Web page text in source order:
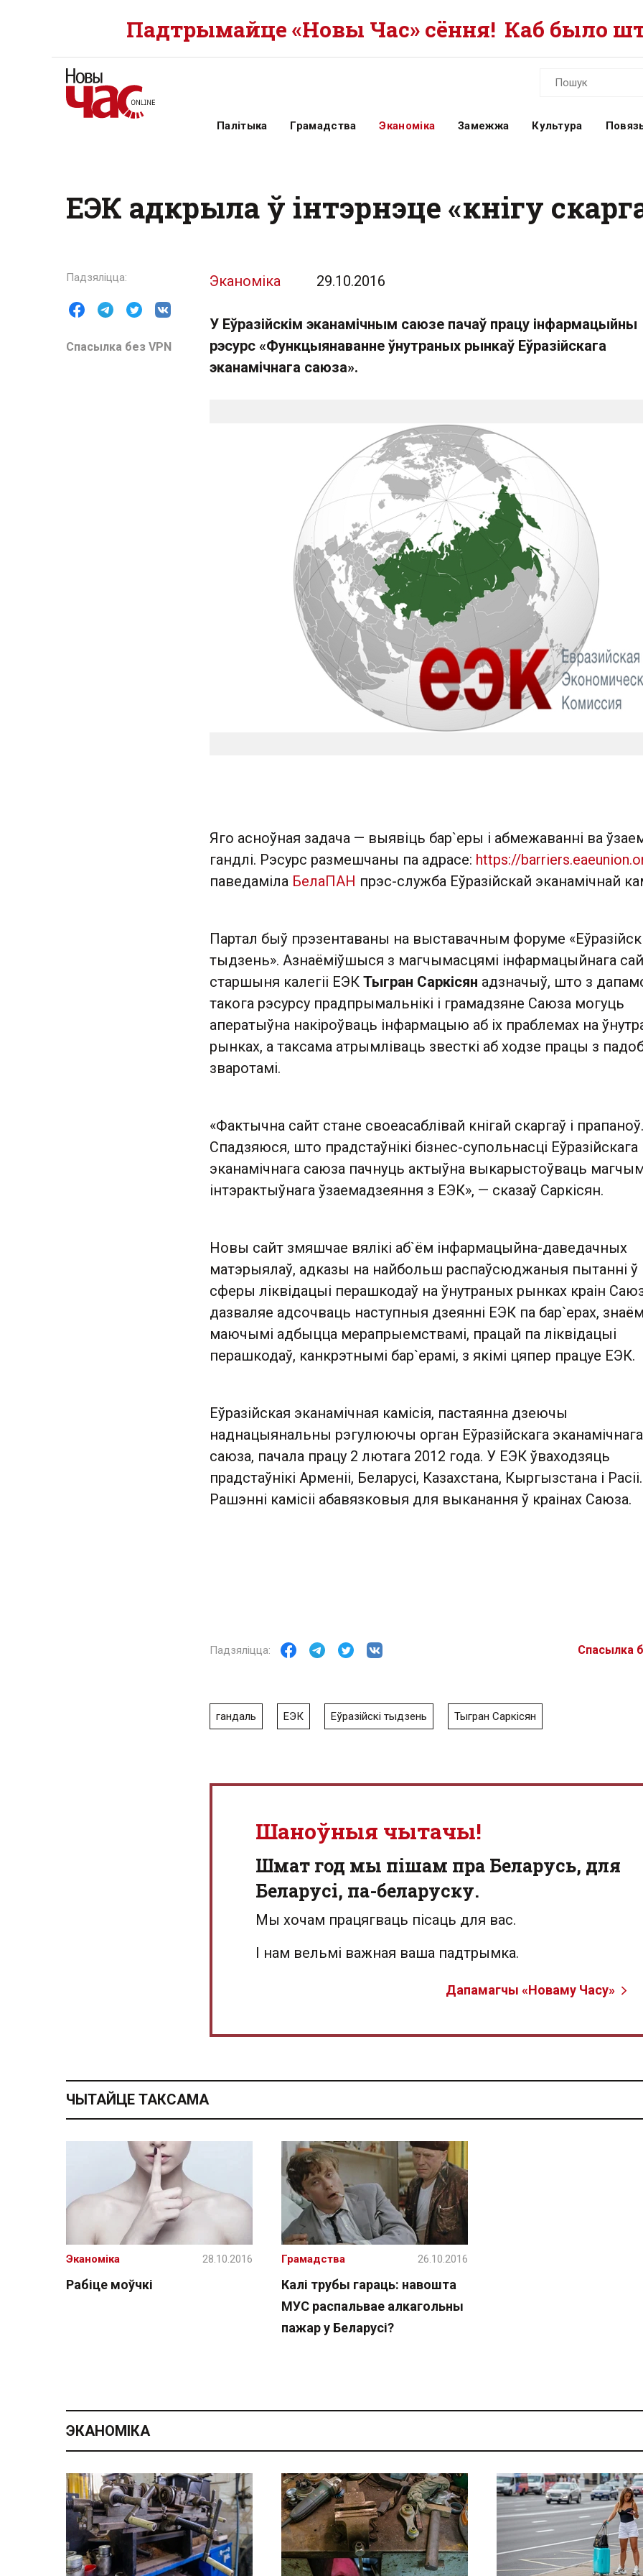
Падтрымайце «Новы Час» сёння! Каб было
Палітыка Грамадства Эканоміка Замежжа Культура
ЕЭК адкрыла ў інтэрнэце «кнігу
Спасылка без VPN
Эканоміка 29.10.2016
У Еўразійскім эканамічным саюзе пачаў працу інфармацыйны
рэсурс «Функцыянаванне ўнутраных рынкаў Еўразійскага
эканамічнага саюза».
Яго асноўная задача — выявіць бар`еры і абмежаванні ва
гандлі. Рэсурс размешчаны па адрасе: https://
паведаміла БелаПАН прэс-служба Еўразійскай эканамічнай
Партал быў прэзентаваны на выставачным форуме
тыдзень». Азнаёміўшыся з магчымасцямі інфармацыйнага
старшыня калегіі ЕЭК Тыгран Саркісян адзначыў, што з
такога рэсурсу прадпрымальнікі і грамадзяне Саюза могуць
аператыўна накіроўваць інфармацыю аб іх праблемах на
рынках, а таксама атрымліваць звесткі аб ходзе працы з
зваротамі.
«Фактычна сайт стане своеасаблівай кнігай скаргаў і прапаноў.
Спадзяюся, што прадстаўнікі бізнес-супольнасці Еўразійскага
эканамічнага саюза пачнуць актыўна выкарыстоўваць
інтэрактыўнага ўзаемадзеяння з ЕЭК», — сказаў Саркісян.
Новы сайт змяшчае вялікі аб`ём інфармацыйна-даведачных
матэрыялаў, адказы на найбольш распаўсюджаныя пытанні ў
сферы ліквідацыі перашкодаў на ўнутраных рынках краін
дазваляе адсочваць наступныя дзеянні ЕЭК па бар`ерах,
маючымі адбыцца мерапрыемствамі, працай па ліквідацыі
перашкодаў, канкрэтнымі бар`ерамі, з якімі цяпер працуе ЕЭК.
Еўразійская эканамічная камісія, пастаянна дзеючы
наднацыянальны рэгулюючы орган Еўразійскага эканамічнага
саюза, пачала працу 2 лютага 2012 года. У ЕЭК ўваходзяць
прадстаўнікі Арменіі, Беларусі, Казахстана, Кыргызстана і Расіі.
Рашэнні камісіі абавязковыя для выканання ў краінах Саюза.
Спасылка
гандаль ЕЭК Еўразійскі тыдзень Тыгран Саркісян
Шаноўныя чытачы!
Шмат год мы пішам пра Беларусь, для
Беларусі, па-беларуску.
Мы хочам працягваць пісаць для вас.
І нам вельмі важная ваша падтрымка.
Дапамагчы «Новаму Часу»
ЧЫТАЙЦЕ ТАКСАМА
Рабіце моўчкі
Эканоміка 28.10.2016
Калі трубы гараць: навошта
МУС распальвае алкагольны
пажар у Беларусі?
Грамадства 26.10.2016
ЭКАНОМІКА